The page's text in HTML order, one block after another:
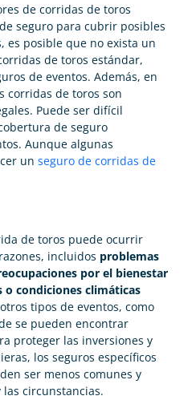
de corridas de toros
seguro para cubrir posibles
es posible que no exista un
de toros estándar,
de eventos. Además, en
corridas de toros son
Puede ser difícil
de seguro
Aunque algunas
un seguro de corridas de
de toros puede ocurrir
incluidos problemas
por el bienestar
condiciones climáticas
tipos de eventos, como
se pueden encontrar
proteger las inversiones y
los seguros específicos
ser menos comunes y
circunstancias.